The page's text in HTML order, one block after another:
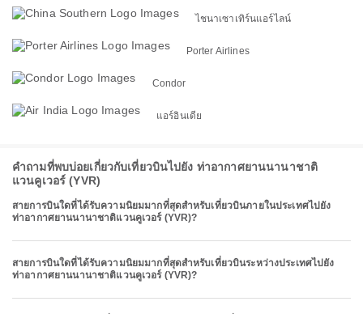
ไชนาเซาเทิร์นแอร์ไลน์
Porter Airlines
Condor
แอร์อินเดีย
คำถามที่พบบ่อยเกี่ยวกับเที่ยวบินไปยัง ท่าอากาศยานนานาชาติ
แวนคูเวอร์ (YVR)
สายการบินใดที่ได้รับความนิยมมากที่สุดสำหรับเที่ยวบินภายในประเทศไปยัง
ท่าอากาศยานนานาชาติแวนคูเวอร์ (YVR)?
สายการบินใดที่ได้รับความนิยมมากที่สุดสำหรับเที่ยวบินระหว่างประเทศไปยัง
ท่าอากาศยานนานาชาติแวนคูเวอร์ (YVR)?